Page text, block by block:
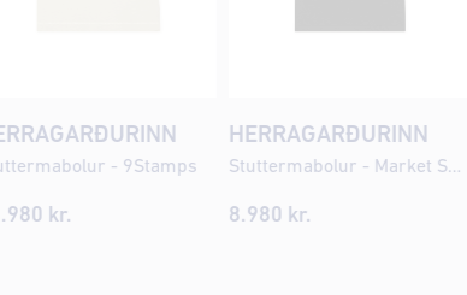
- 9Stamps
kr.
HERRAGARÐURINN
Stuttermabolur - Market Shops
8.980 kr.